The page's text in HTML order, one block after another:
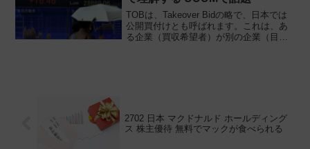
TOBは、Takeover Bidの略で、日本では
公開買付けとも呼ばれます。これは、あ
る企業（買収希望者）が別の企業（目標
2702 日本 マクドナルド ホールディング
ス 株主優待 無料でマックが食べられる